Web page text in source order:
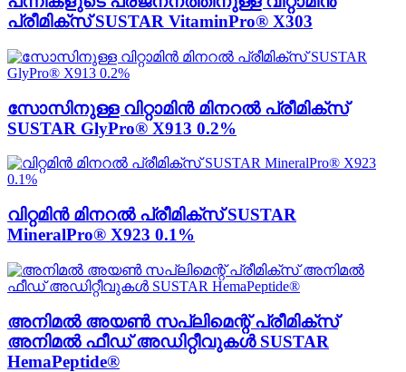
പ്രീമിക്സ് SUSTAR VitaminPro® X303
സോസിനുള്ള വിറ്റാമിൻ മിനറൽ പ്രീമിക്സ്
SUSTAR GlyPro® X913 0.2%
വിറ്റമിൻ മിനറൽ പ്രീമിക്സ് SUSTAR
MineralPro® X923 0.1%
അനിമൽ അയൺ സപ്ലിമെന്റ് പ്രീമിക്സ്
അനിമൽ ഫീഡ് അഡിറ്റീവുകൾ SUSTAR
HemaPeptide®